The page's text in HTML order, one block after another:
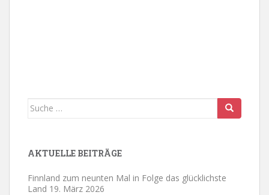
Suche
AKTUELLE BEITRÄGE
Finnland zum neunten Mal in Folge das glücklichste
Land 19. März 2026